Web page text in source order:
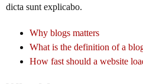
dicta sunt explicabo.
Why blogs matters
What is the definition of a
How fast should a website